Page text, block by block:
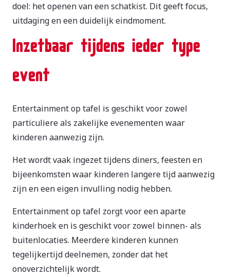
doel: het openen van een schatkist. Dit geeft focus,
uitdaging en een duidelijk eindmoment.
Inzetbaar tijdens ieder type
event
Entertainment op tafel is geschikt voor zowel
particuliere als zakelijke evenementen waar
kinderen aanwezig zijn.
Het wordt vaak ingezet tijdens diners, feesten en
bijeenkomsten waar kinderen langere tijd aanwezig
zijn en een eigen invulling nodig hebben.
Entertainment op tafel zorgt voor een aparte
kinderhoek en is geschikt voor zowel binnen- als
buitenlocaties. Meerdere kinderen kunnen
tegelijkertijd deelnemen, zonder dat het
onoverzichtelijk wordt.